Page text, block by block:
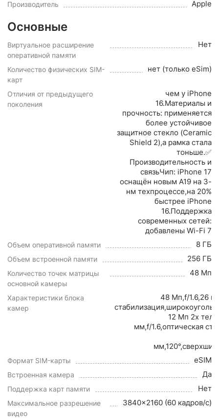
Производитель Apple
Основные
Виртуальное расширение
оперативной памяти
Нет
Количество физических SIM-
карт
нет (только eSim)
Отличия от предыдущего
поколения
чем у iPhone
16.Материалы и
прочность: применяется
более устойчивое
защитное стекло (Ceramic
Shield 2),а рамка стала
тоньше.✅
Производительность и
связьЧип: iPhone 17
оснащён новым A19 на 3-
нм техпроцессе,на 20%
быстрее iPhone
16.Поддержка
современных сетей:
добавлены Wi-Fi 7
Объем оперативной памяти 8 ГБ
Объем встроенной памяти 256 ГБ
Количество точек матрицы
основной камеры
48 Мп
Характеристики блока
камер
48 Мп,f/1.6,26
12 Мп 2x
мм,f/1.6,оптическая
Формат SIM-карты eSIM
Встроенная камера Да
Поддержка карт памяти Нет
Максимальное разрешение
видео
3840x2160 (60 кадров/с)